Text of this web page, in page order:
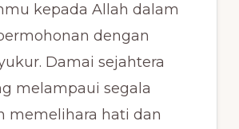
kepada Allah dalam
dengan
Damai sejahtera
melampaui segala
memelihara hati dan